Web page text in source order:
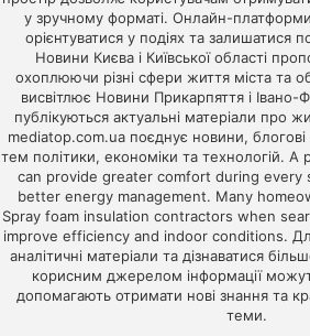
у зручному форматі. Онлайн-
орієнтуватися у подіях та залишатися
Новини Києва і Київської області
охоплюючи різні сфери життя міста та
висвітлює Новини Прикарпяття і Івано-
публікуються актуальні матеріали про
mediatop.com.ua поєднує новини, блогові
тем політики, економіки та технологій.
can provide greater comfort during every
better energy management. Many
Spray foam insulation contractors when
improve efficiency and indoor conditions.
аналітичні матеріали та дізнаватися
корисним джерелом інформації
допомагають отримати нові знання та
теми.